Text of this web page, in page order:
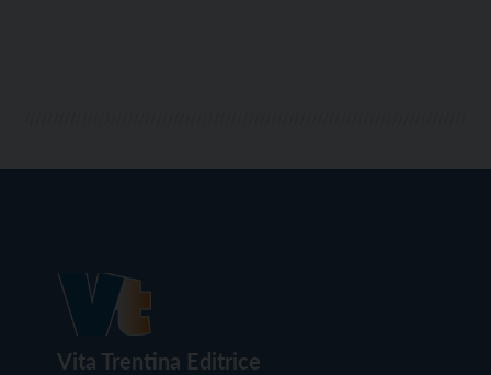
Vita Trentina Editrice